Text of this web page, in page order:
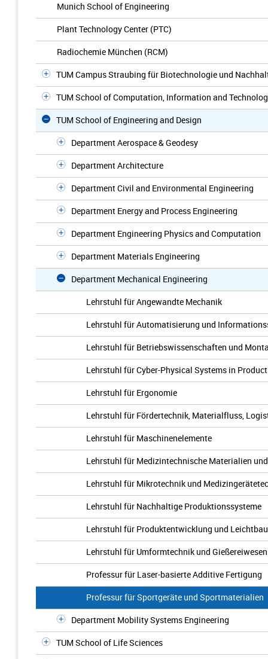
Munich School of Engineering
Plant Technology Center (PTC)
Radiochemie München (RCM)
TUM Campus Straubing für Biotechnologie und
TUM School of Computation, Information and
TUM School of Engineering and Design
Department Aerospace & Geodesy
Department Architecture
Department Civil and Environmental Engineering
Department Energy and Process Engineering
Department Engineering Physics and Computation
Department Materials Engineering
Department Mechanical Engineering
Lehrstuhl für Angewandte Mechanik
Lehrstuhl für Automatisierung und
Lehrstuhl für Betriebswissenschaften und
Lehrstuhl für Cyber-Physical Systems in
Lehrstuhl für Ergonomie
Lehrstuhl für Fördertechnik, Materialfluss,
Lehrstuhl für Maschinenelemente
Lehrstuhl für Medizintechnische Materialien
Lehrstuhl für Mikrotechnik und
Lehrstuhl für Nachhaltige Produktionssysteme
Lehrstuhl für Produktentwicklung und Leichtbau
Lehrstuhl für Umformtechnik und Gießereiwesen
Professur für Laser-basierte Additive Fertigung
Professur für Sportgeräte und Sportmaterialien
Department Mobility Systems Engineering
TUM School of Life Sciences